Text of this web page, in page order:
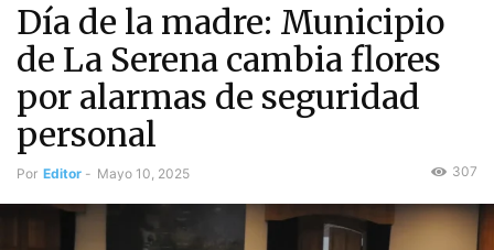
Día de la madre: Municipio
de La Serena cambia flores
por alarmas de seguridad
personal
Por Editor - Mayo 10, 2025 307